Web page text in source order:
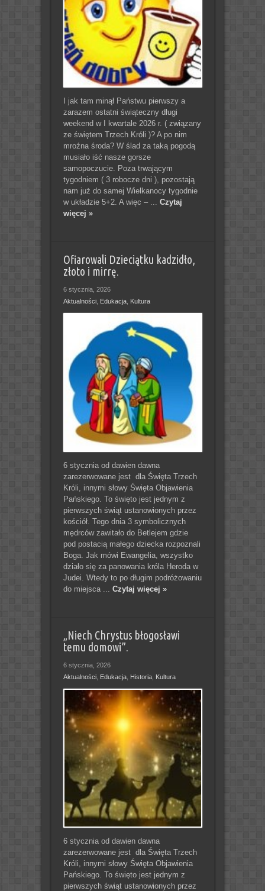
I jak tam minął Państwu pierwszy a
zarazem ostatni świąteczny długi
weekend w I kwartale 2026 r. ( związany
ze świętem Trzech Króli )? A po nim
mroźna środa? W ślad za taką pogodą
musiało iść nasze gorsze
samopoczucie. Poza trwającym
tygodniem ( 3 robocze dni ), pozostają
nam już do samej Wielkanocy tygodnie
w układzie 5+2. A więc – ... Czytaj
więcej »
Ofiarowali Dzieciątku kadzidło,
złoto i mirrę.
6 stycznia, 2026
Aktualności, Edukacja, Kultura
6 stycznia od dawien dawna
zarezerwowane jest dla Święta Trzech
Króli, innymi słowy Święta Objawienia
Pańskiego. To święto jest jednym z
pierwszych świąt ustanowionych przez
kościół. Tego dnia 3 symbolicznych
mędrców zawitało do Betlejem gdzie
pod postacią małego dziecka rozpoznali
Boga. Jak mówi Ewangelia, wszystko
działo się za panowania króla Heroda w
Judei. Wtedy to po długim podróżowaniu
do miejsca ... Czytaj więcej »
„Niech Chrystus błogosławi
temu domowi”.
6 stycznia, 2026
Aktualności, Edukacja, Historia, Kultura
6 stycznia od dawien dawna
zarezerwowane jest dla Święta Trzech
Króli, innymi słowy Święta Objawienia
Pańskiego. To święto jest jednym z
pierwszych świąt ustanowionych przez